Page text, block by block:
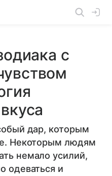
с
дар, которым
Некоторым людям
немало усилий,
одеваться и